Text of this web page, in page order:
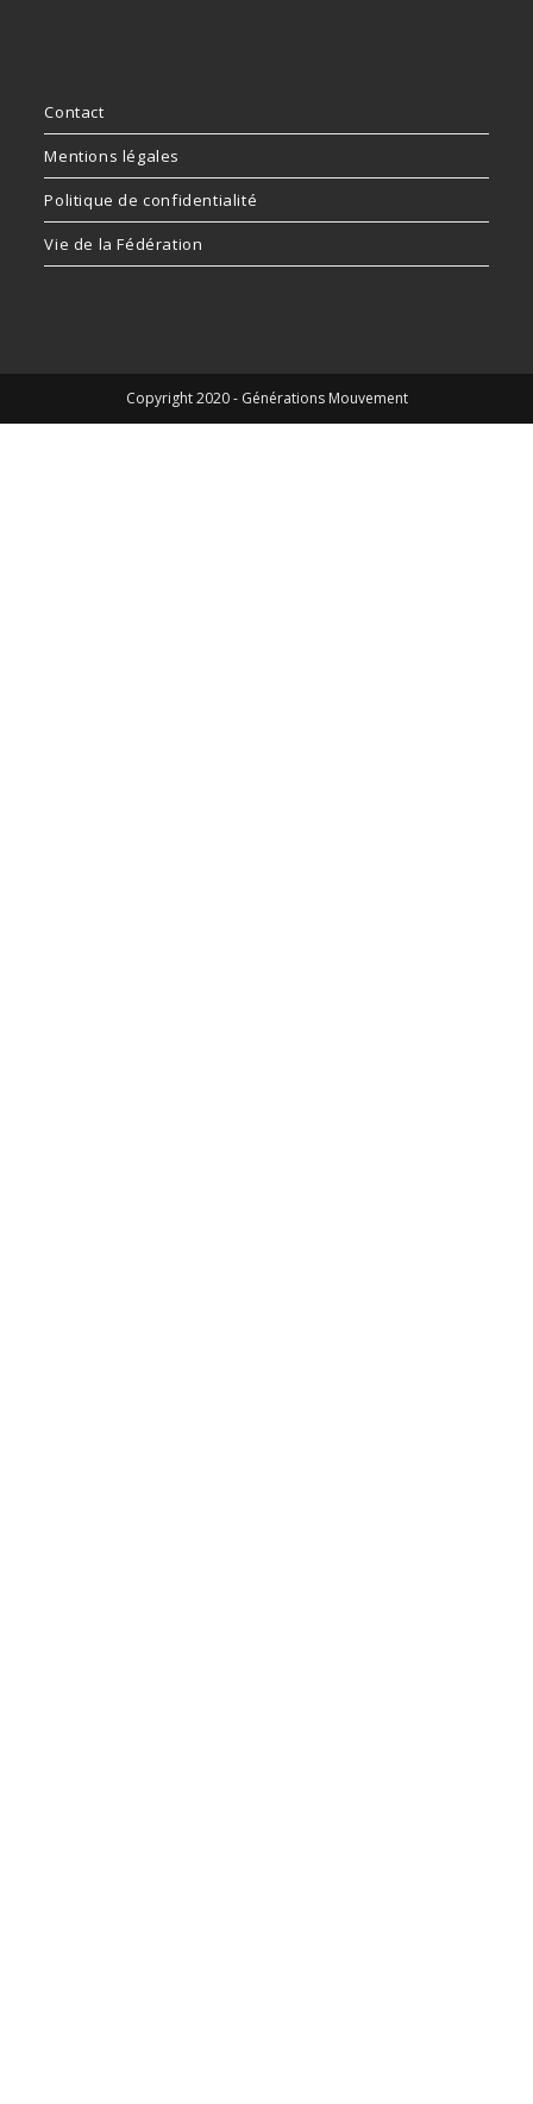
Contact
Mentions légales
Politique de confidentialité
Vie de la Fédération
Copyright 2020 - Générations Mouvement